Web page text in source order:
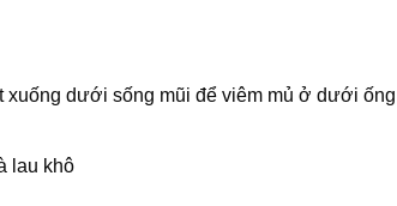
xuống dưới sống mũi để viêm mủ ở dưới
lau khô